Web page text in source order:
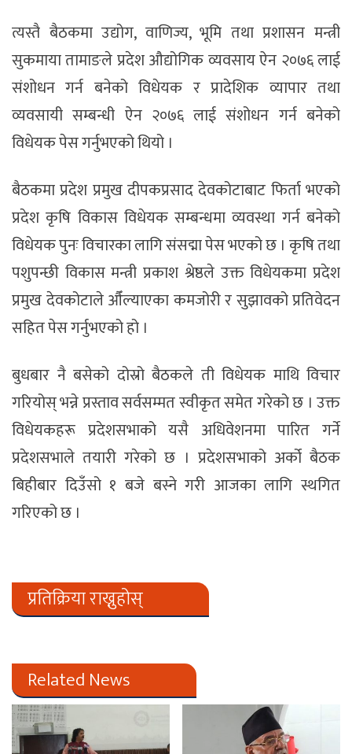
त्यस्तै बैठकमा उद्योग, वाणिज्य, भूमि तथा प्रशासन मन्त्री
सुकमाया तामाङले प्रदेश औद्योगिक व्यवसाय ऐन २०७६ लाई
संशोधन गर्न बनेको विधेयक र प्रादेशिक व्यापार तथा
व्यवसायी सम्बन्धी ऐन २०७६ लाई संशोधन गर्न बनेको
विधेयक पेस गर्नुभएको थियो ।
बैठकमा प्रदेश प्रमुख दीपकप्रसाद देवकोटाबाट फिर्ता भएको
प्रदेश कृषि विकास विधेयक सम्बन्धमा व्यवस्था गर्न बनेको
विधेयक पुनः विचारका लागि संसद्मा पेस भएको छ । कृषि तथा
पशुपन्छी विकास मन्त्री प्रकाश श्रेष्ठले उक्त विधेयकमा प्रदेश
प्रमुख देवकोटाले औँल्याएका कमजोरी र सुझावको प्रतिवेदन
सहित पेस गर्नुभएको हो ।
बुधबार नै बसेको दोस्रो बैठकले ती विधेयक माथि विचार
गरियोस् भन्ने प्रस्ताव सर्वसम्मत स्वीकृत समेत गरेको छ । उक्त
विधेयकहरू प्रदेशसभाको यसै अधिवेशनमा पारित गर्ने
प्रदेशसभाले तयारी गरेको छ । प्रदेशसभाको अर्को बैठक
बिहीबार दिउँसो १ बजे बस्ने गरी आजका लागि स्थगित
गरिएको छ ।
प्रतिक्रिया राख्नुहोस्
Related News